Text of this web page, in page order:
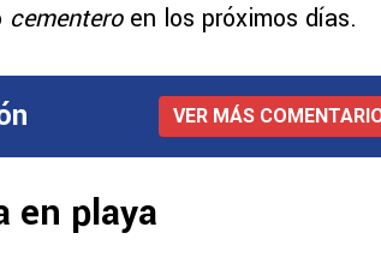
cementeroen los próximos días.
VER MÁS
en playa